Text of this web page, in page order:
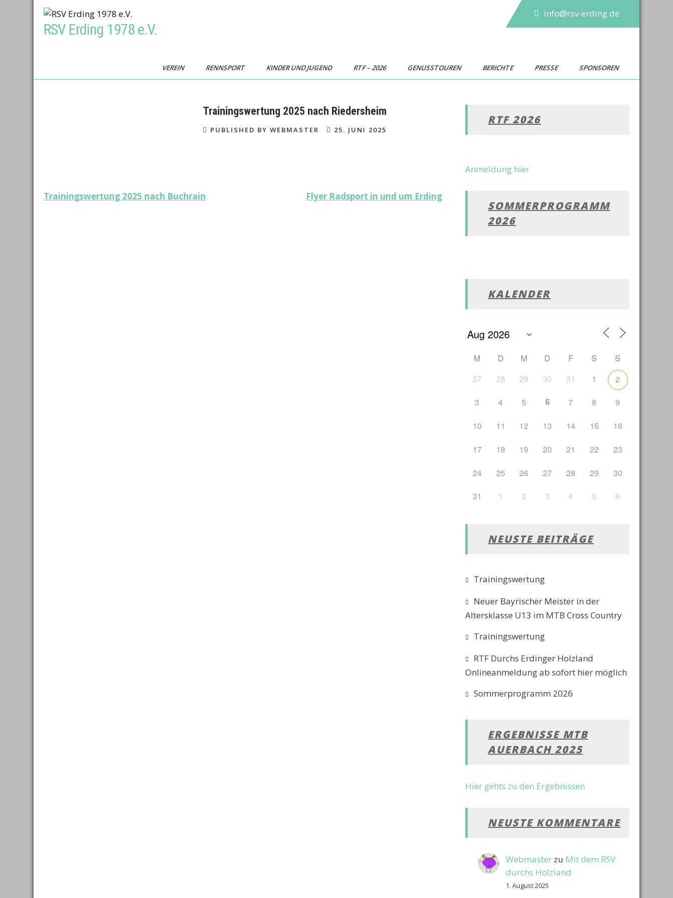
RSV Erding 1978 e.V.
info@rsv-erding.de
VEREIN RENNSPORT KINDER UND JUGEND RTF – 2026 GENUSSTOUREN BERICHTE PRESSE SPONSOREN
Trainingswertung 2025 nach Riedersheim
PUBLISHED BY WEBMASTER 25. JUNI 2025
Beitragsnavigation
Trainingswertung 2025 nach Buchrain Flyer Radsport in und um Erding
RTF 2026
Anmeldung hier
SOMMERPROGRAMM
2026
KALENDER
M D M D F S
S
27
28 29 30 31 1
2
3
4 5 6 7 8 9
10 11 12 13 14 15 16
17 18 19 20 21 22 23
24 25 26 27 28 29 30
31 1 2 3 4 5 6
NEUSTE BEITRÄGE
Trainingswertung
Neuer Bayrischer Meister in der
Altersklasse U13 im MTB Cross Country
Trainingswertung
RTF Durchs Erdinger Holzland
Onlineanmeldung ab sofort hier möglich
Sommerprogramm 2026
ERGEBNISSE MTB
AUERBACH 2025
Hier gehts zu den Ergebnissen
NEUSTE KOMMENTARE
Webmaster zu Mit dem RSV
durchs Holzland
1. August 2025